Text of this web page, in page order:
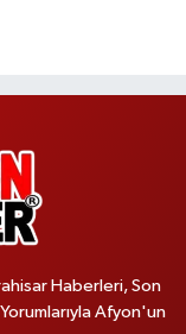
Haberleri, Son
Afyon'un